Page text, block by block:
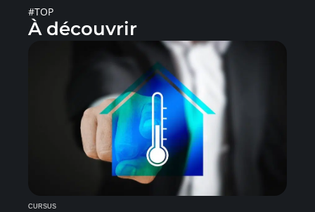
#TOP
À découvrir
CURSUS